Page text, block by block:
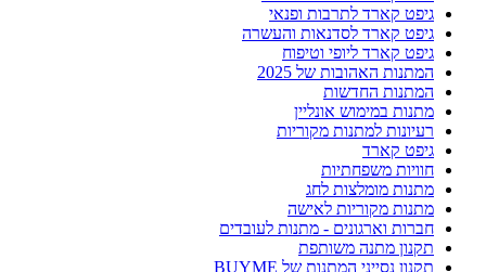
גיפט קארד לתרבות ופנאי
גיפט קארד לסדנאות והעשרה
גיפט קארד ליופי וטיפוח
המתנות האהובות של 2025
המתנות החדשות
מתנות במימוש אונליין
רעיונות למתנות מקוריות
גיפט קארד
חוויות משפחתיות
מתנות מומלצות לחג
מתנות מקוריות לאישה
חברות וארגונים - מתנות לעובדים
תקנון מתנה משותפת
תקנון נסייני המתנות של BUYME